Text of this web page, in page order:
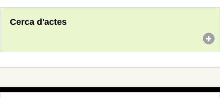
Cerca d'actes